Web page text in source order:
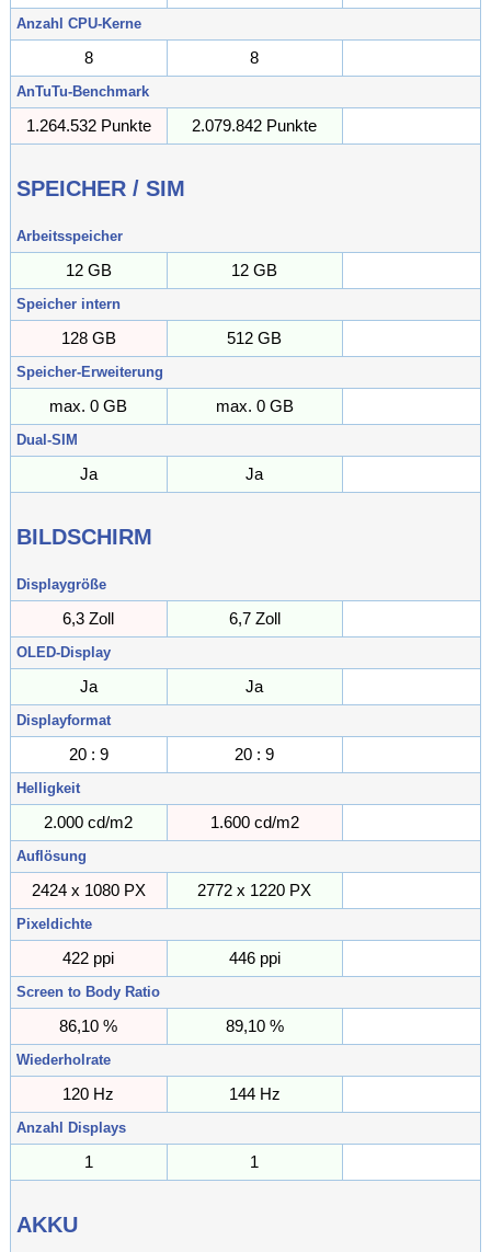
Anzahl CPU-Kerne
8 8
AnTuTu-Benchmark
1.264.532 Punkte 2.079.842 Punkte
SPEICHER / SIM
Arbeitsspeicher
12 GB 12 GB
Speicher intern
128 GB 512 GB
Speicher-Erweiterung
max. 0 GB max. 0 GB
Dual-SIM
Ja Ja
BILDSCHIRM
Displaygröße
6,3 Zoll 6,7 Zoll
OLED-Display
Ja Ja
Displayformat
20 : 9 20 : 9
Helligkeit
2.000 cd/m2 1.600 cd/m2
Auflösung
2424 x 1080 PX 2772 x 1220 PX
Pixeldichte
422 ppi 446 ppi
Screen to Body Ratio
86,10 % 89,10 %
Wiederholrate
120 Hz 144 Hz
Anzahl Displays
1 1
AKKU